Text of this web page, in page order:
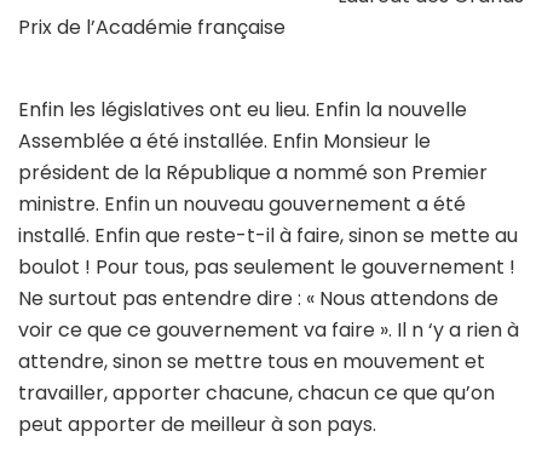
Prix de l’Académie française
Enfin les législatives ont eu lieu. Enfin la nouvelle
Assemblée a été installée. Enfin Monsieur le
président de la République a nommé son Premier
ministre. Enfin un nouveau gouvernement a été
installé. Enfin que reste-t-il à faire, sinon se mette au
boulot ! Pour tous, pas seulement le gouvernement !
Ne surtout pas entendre dire : « Nous attendons de
voir ce que ce gouvernement va faire ». Il n ‘y a rien à
attendre, sinon se mettre tous en mouvement et
travailler, apporter chacune, chacun ce que qu’on
peut apporter de meilleur à son pays.